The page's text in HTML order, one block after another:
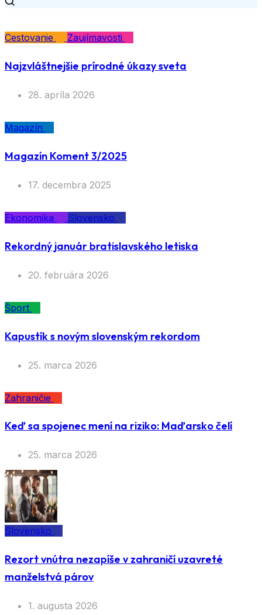
Cestovanie Zaujímavosti
Najzvláštnejšie prírodné úkazy sveta
28. apríla 2026
Magazín
Magazín Koment 3/2025
17. decembra 2025
Ekonomika Slovensko
Rekordný január bratislavského letiska
20. februára 2026
Šport
Kapustík s novým slovenským rekordom
25. marca 2026
Zahraničie
Keď sa spojenec mení na riziko: Maďarsko čelí
25. marca 2026
Slovensko
Rezort vnútra nezapíše v zahraničí uzavreté
manželstvá párov
1. augusta 2026